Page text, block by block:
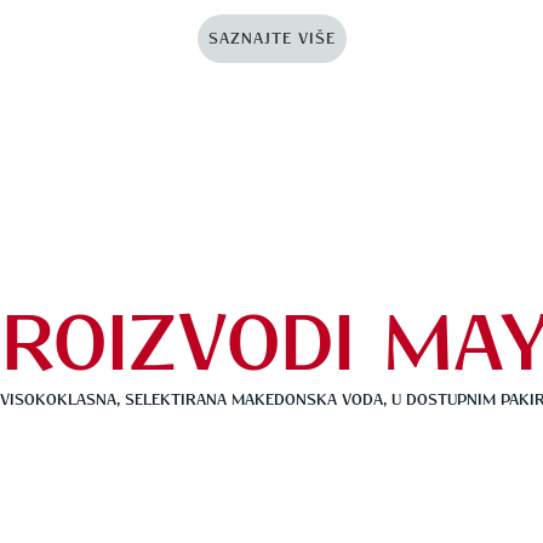
SAZNAJTE VIŠE
SELEKTIRANA MAKEDONSKA VODA, U DOSTUPNIM